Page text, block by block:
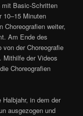
mit Basic-Schritten
10–15 Minuten
Choreografien weiter,
Am Ende des
von der Choreografie
Mithilfe der Videos
Choreografien
in dem der
ausgezogen und